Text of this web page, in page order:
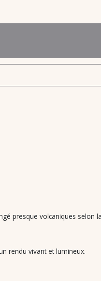
presque volcaniques selon
rendu vivant et lumineux.